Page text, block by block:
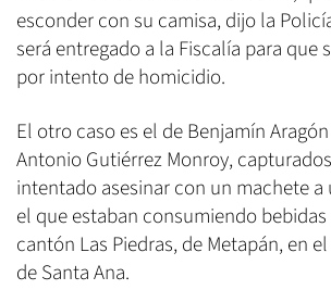
esconder con su camisa, dijo la
será entregado a la Fiscalía para que
por intento de homicidio.
El otro caso es el de Benjamín
Antonio Gutiérrez Monroy,
intentado asesinar con un machete
el que estaban consumiendo
cantón Las Piedras, de Metapán, en
de Santa Ana.